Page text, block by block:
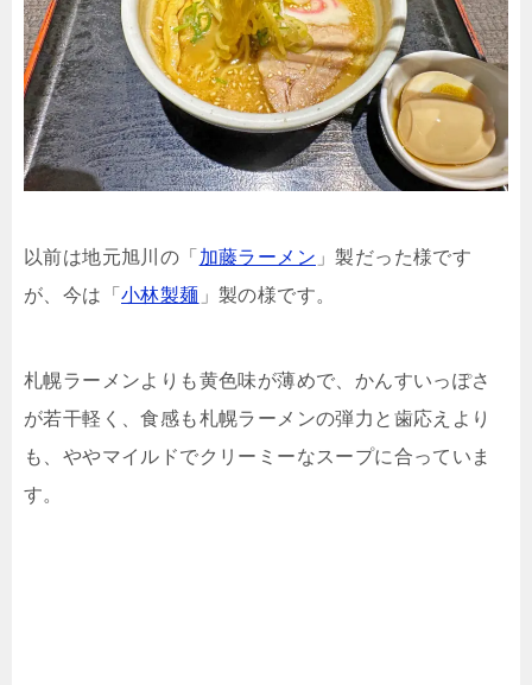
以前は地元旭川の「 加藤ラーメン 」製だった様です
が、今は「 小林製麺 」製の様です。
札幌ラーメンよりも黄色味が薄めで、かんすいっぽさ
が若干軽く、食感も札幌ラーメンの弾力と歯応えより
も、ややマイルドでクリーミーなスープに合っていま
す。